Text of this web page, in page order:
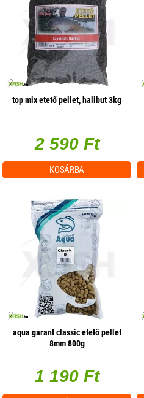
top mix etető pellet, halibut 3kg
2 590 Ft
KOSÁRBA
aqua garant classic etető pellet
8mm 800g
1 190 Ft